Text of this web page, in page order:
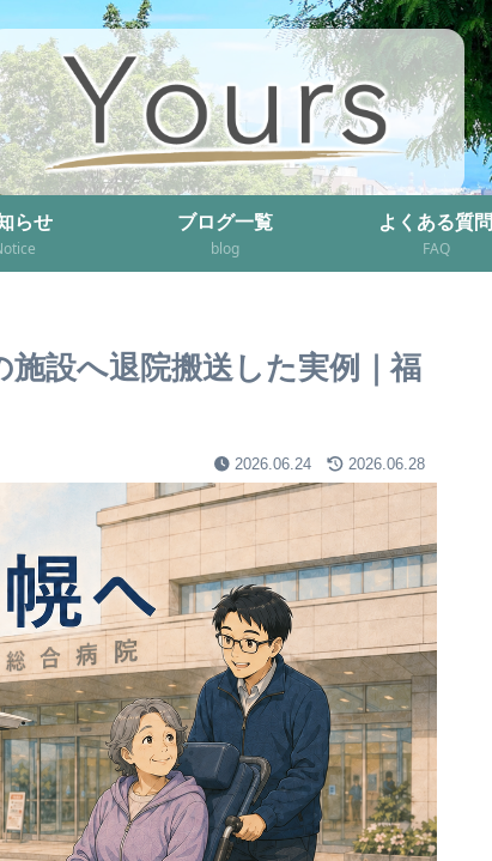
らせ
ブログ一覧
blog
よくある質問
FAQ
設へ退院搬送した実例｜福
2026.06.24 2026.06.28